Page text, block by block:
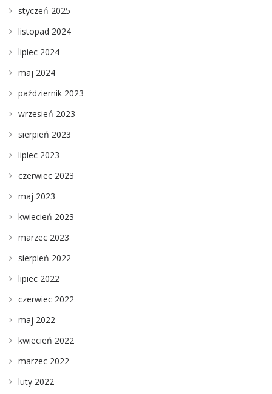
styczeń 2025
listopad 2024
lipiec 2024
maj 2024
październik 2023
wrzesień 2023
sierpień 2023
lipiec 2023
czerwiec 2023
maj 2023
kwiecień 2023
marzec 2023
sierpień 2022
lipiec 2022
czerwiec 2022
maj 2022
kwiecień 2022
marzec 2022
luty 2022